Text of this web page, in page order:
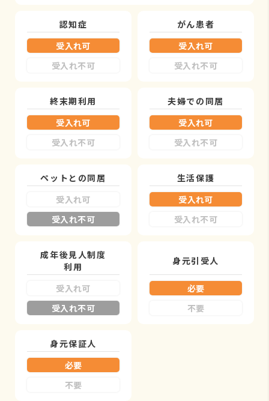
認知症
受入れ可
受入れ不可
がん患者
受入れ可
受入れ不可
終末期利用
受入れ可
受入れ不可
夫婦での同居
受入れ可
受入れ不可
ペットとの同居
受入れ可
受入れ不可
生活保護
受入れ可
受入れ不可
成年後見人制度
利用
受入れ可
受入れ不可
身元引受人
必要
不要
身元保証人
必要
不要